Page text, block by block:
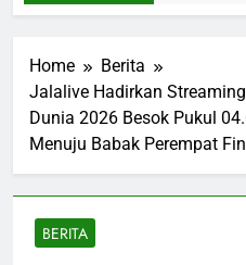
Home
Berita
Jalalive Hadirkan
Dunia 2026 Besok Pukul
Menuju Babak Perempat
BERITA